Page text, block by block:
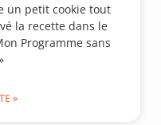
un petit cookie tout
la recette dans le
Programme sans
»